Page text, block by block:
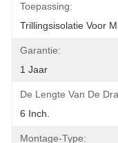
Toepassing:
Trillingsisolatie Voor
Garantie:
1 Jaar
De Lengte Van De
6 Inch.
Montage-Type: